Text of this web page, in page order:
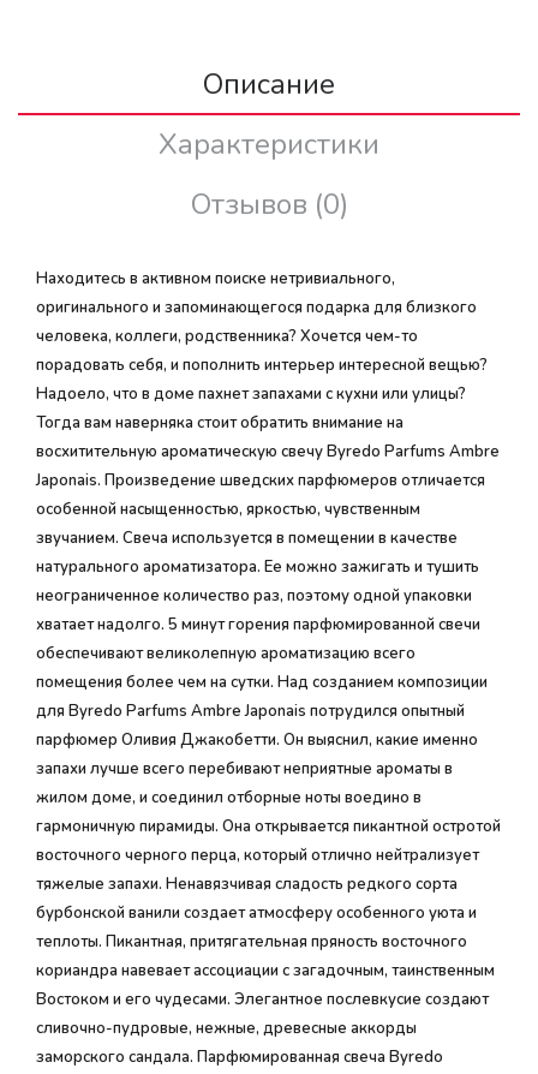
Описание
Характеристики
Отзывов (0)
Находитесь в активном поиске нетривиального,
оригинального и запоминающегося подарка для близкого
человека, коллеги, родственника? Хочется чем-то
порадовать себя, и пополнить интерьер интересной вещью?
Надоело, что в доме пахнет запахами с кухни или улицы?
Тогда вам наверняка стоит обратить внимание на
восхитительную ароматическую свечу Byredo Parfums Ambre
Japonais. Произведение шведских парфюмеров отличается
особенной насыщенностью, яркостью, чувственным
звучанием. Свеча используется в помещении в качестве
натурального ароматизатора. Ее можно зажигать и тушить
неограниченное количество раз, поэтому одной упаковки
хватает надолго. 5 минут горения парфюмированной свечи
обеспечивают великолепную ароматизацию всего
помещения более чем на сутки. Над созданием композиции
для Byredo Parfums Ambre Japonais потрудился опытный
парфюмер Оливия Джакобетти. Он выяснил, какие именно
запахи лучше всего перебивают неприятные ароматы в
жилом доме, и соединил отборные ноты воедино в
гармоничную пирамиды. Она открывается пикантной остротой
восточного черного перца, который отлично нейтрализует
тяжелые запахи. Ненавязчивая сладость редкого сорта
бурбонской ванили создает атмосферу особенного уюта и
теплоты. Пикантная, притягательная пряность восточного
кориандра навевает ассоциации с загадочным, таинственным
Востоком и его чудесами. Элегантное послевкусие создают
сливочно-пудровые, нежные, древесные аккорды
заморского сандала. Парфюмированная свеча Byredo